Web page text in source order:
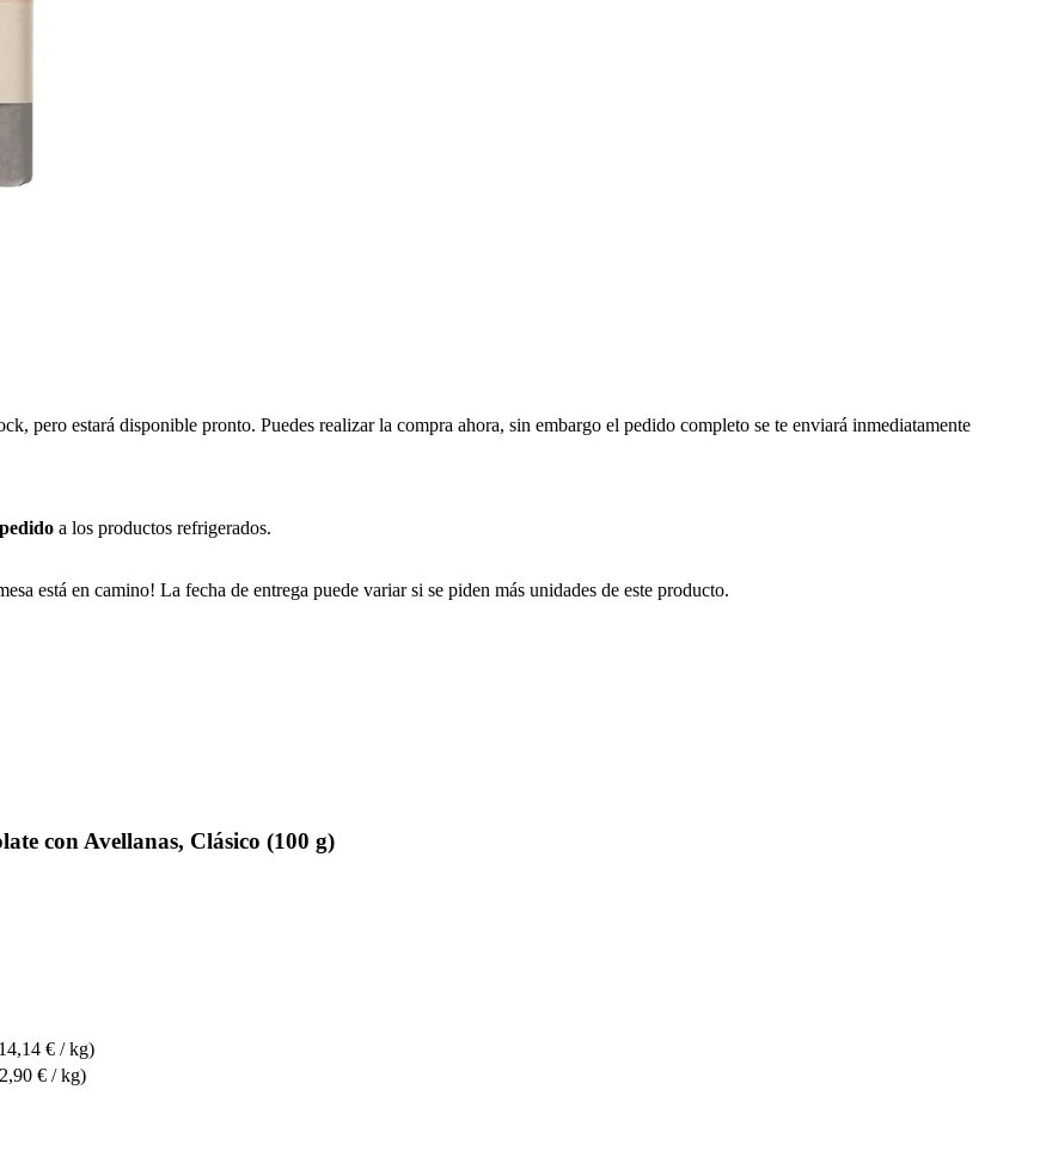
pero estará disponible pronto. Puedes realizar la compra ahora, sin embargo el pedido completo se te enviará inmediatamente
a los productos refrigerados.
está en camino! La fecha de entrega puede variar si se piden más unidades de este producto.
con Avellanas, Clásico (100 g)
€ / kg)
€ / kg)